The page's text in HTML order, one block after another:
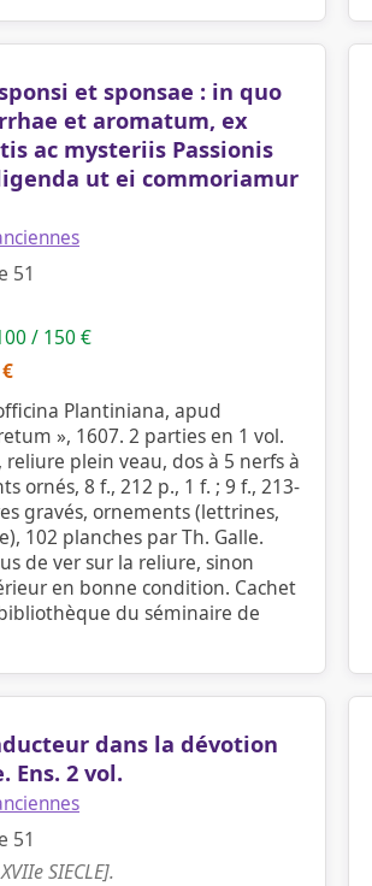
et sponsae : in quo
et aromatum, ex
ac mysteriis Passionis
ut ei commoriamur
51
/ 150 €
Plantiniana, apud
», 1607. 2 parties en 1 vol.
reliure plein veau, dos à 5 nerfs à
ornés, 8 f., 212 p., 1 f. ; 9 f., 213-
gravés, ornements (lettrines,
102 planches par Th. Galle.
de ver sur la reliure, sinon
en bonne condition. Cachet
du séminaire de
dans la dévotion
Ens. 2 vol.
51
SIECLE].